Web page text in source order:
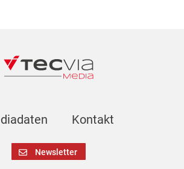
Kontakt
Newsletter